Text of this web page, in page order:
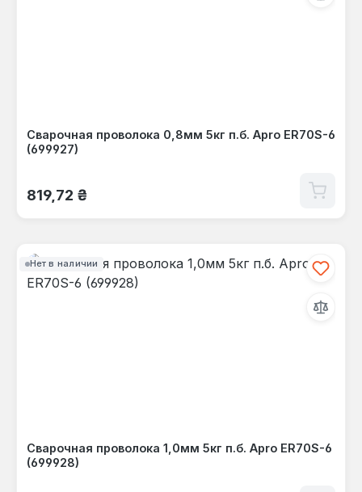
Сварочная проволока 0,8мм 5кг п.б. Apro ER70S-6
(699927)
Обычная цена:
819,72 ₴
Нет в наличии
Сварочная проволока 1,0мм 5кг п.б. Apro ER70S-6
(699928)